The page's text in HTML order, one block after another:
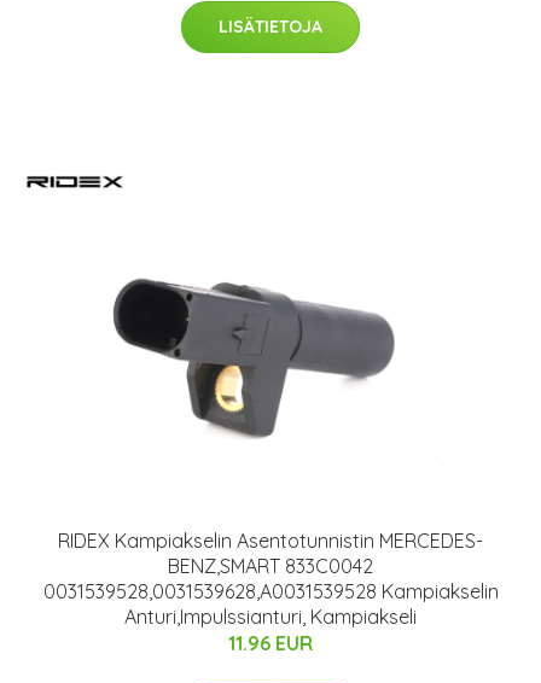
LISÄTIETOJA
RIDEX Kampiakselin Asentotunnistin MERCEDES-
BENZ,SMART 833C0042
0031539528,0031539628,A0031539528 Kampiakselin
Anturi,Impulssianturi, Kampiakseli
11.96 EUR